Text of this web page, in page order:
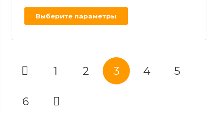
Выберите параметры
1 2 3 4 5
6